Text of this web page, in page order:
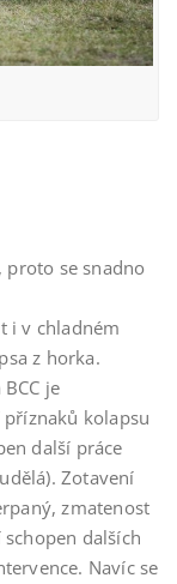
proto se snadno
i v chladném
z horka.
je
kolapsu
další práce
Zotavení
zmatenost
dalších
Navíc se